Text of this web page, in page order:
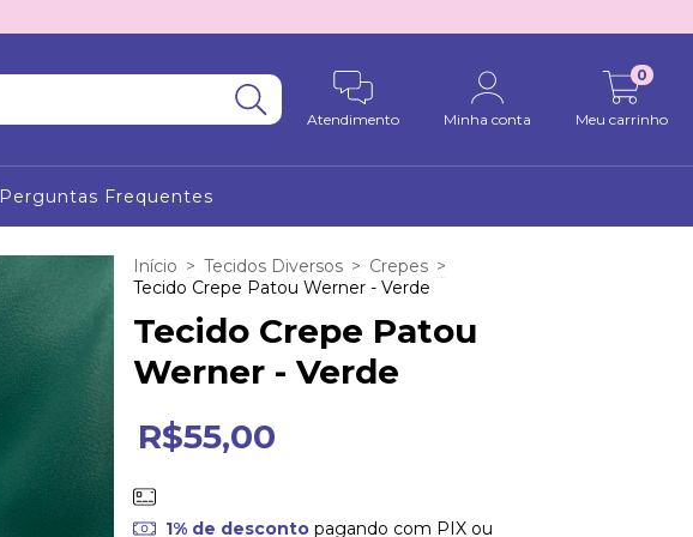
Atendimento Minha conta Meu carrinho
0
Perguntas Frequentes
Início > Tecidos Diversos > Crepes >
Tecido Crepe Patou Werner - Verde
Tecido Crepe Patou
Werner - Verde
R$55,00
1% de descontopagando com PIX ou